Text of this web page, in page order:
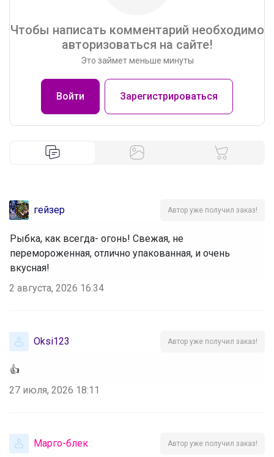
Чтобы написать комментарий необходимо
авторизоваться на сайте!
Это займет меньше минуты
Войти Зарегистрироваться
гейзер Автор уже получил заказ!
Рыбка, как всегда- огонь! Свежая, не
перемороженная, отлично упакованная, и очень
вкусная!
2 августа, 2026 16:34
Oksi123 Автор уже получил заказ!
👍
27 июля, 2026 18:11
Марго-блек Автор уже получил заказ!